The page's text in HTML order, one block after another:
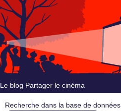
Le blog Partager le cinéma
Recherche dans la base de données